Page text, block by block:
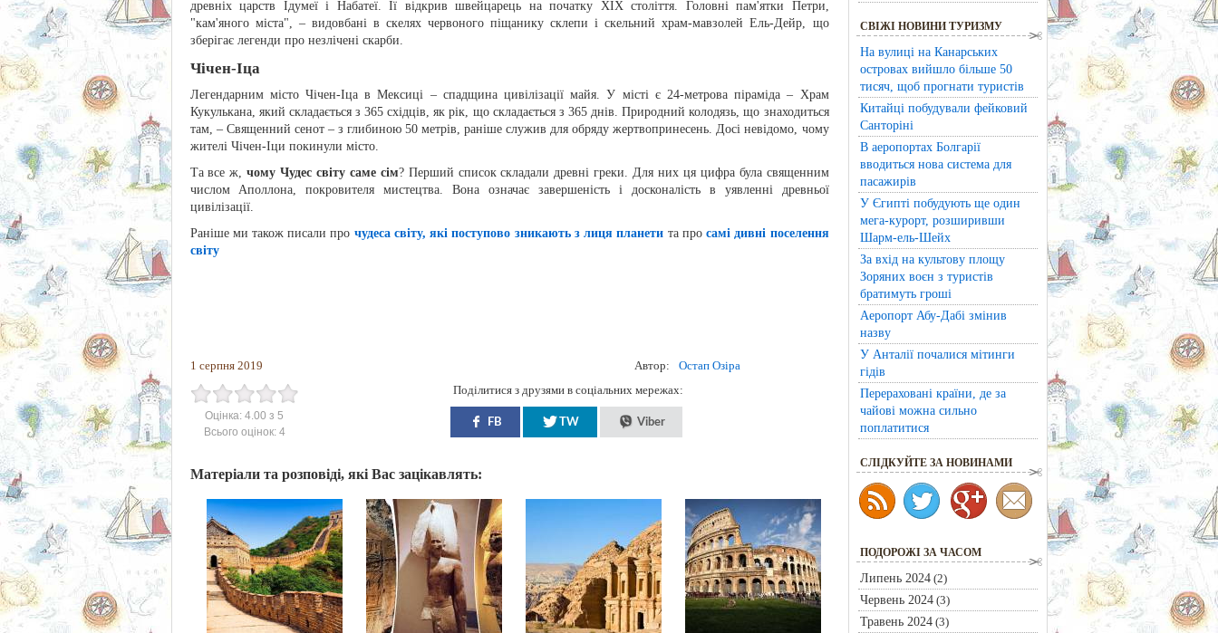
древніх царств Ідумеї і Набатеї. Її відкрив швейцарець на початку XIX століття. Головні пам'ятки Петри,
"кам'яного міста", – видовбані в скелях червоного піщанику склепи і скельний храм-мавзолей Ель-Дейр, що
зберігає легенди про незлічені скарби.
Чічен-Іца
Легендарним місто Чічен-Іца в Мексиці – спадщина цивілізації майя. У місті є 24-метрова піраміда – Храм
Кукулькана, який складається з 365 східців, як рік, що складається з 365 днів. Природний колодязь, що знаходиться
там, – Священний сенот – з глибиною 50 метрів, раніше служив для обряду жертвопринесень. Досі невідомо, чому
жителі Чічен-Іци покинули місто.
Та все ж,чому Чудес світу саме сім? Перший список складали древні греки. Для них ця цифра була священним
числом Аполлона, покровителя мистецтва. Вона означає завершеність і досконалість в уявленні древньої
цивілізації.
Раніше ми також писали про чудеса світу, які поступово зникають з лиця планети та просамі дивні поселення
світу
1 серпня 2019 Автор: Остап Озіра
Оцінка: 4.00 з 5
Всього оцінок: 4
Поділитися з друзями в соціальних мережах:
FB TW Viber
Матеріали та розповіді, які Вас зацікавлять:
СВІЖІ НОВИНИ ТУРИЗМУ
На вулиці на Канарських
островах вийшло більше 50
тисяч, щоб прогнати туристів
Китайці побудували фейковий
Санторіні
В аеропортах Болгарії
вводиться нова система для
пасажирів
У Єгипті побудують ще один
мега-курорт, розширивши
Шарм-ель-Шейх
За вхід на культову площу
Зоряних воєн з туристів
братимуть гроші
Аеропорт Абу-Дабі змінив
назву
У Анталії почалися мітинги
гідів
Перераховані країни, де за
чайові можна сильно
поплатитися
CЛІДКУЙТЕ ЗА НОВИНАМИ
ПОДОРОЖІ ЗА ЧАСОМ
Липень 2024(2)
Червень 2024(3)
Травень 2024(3)